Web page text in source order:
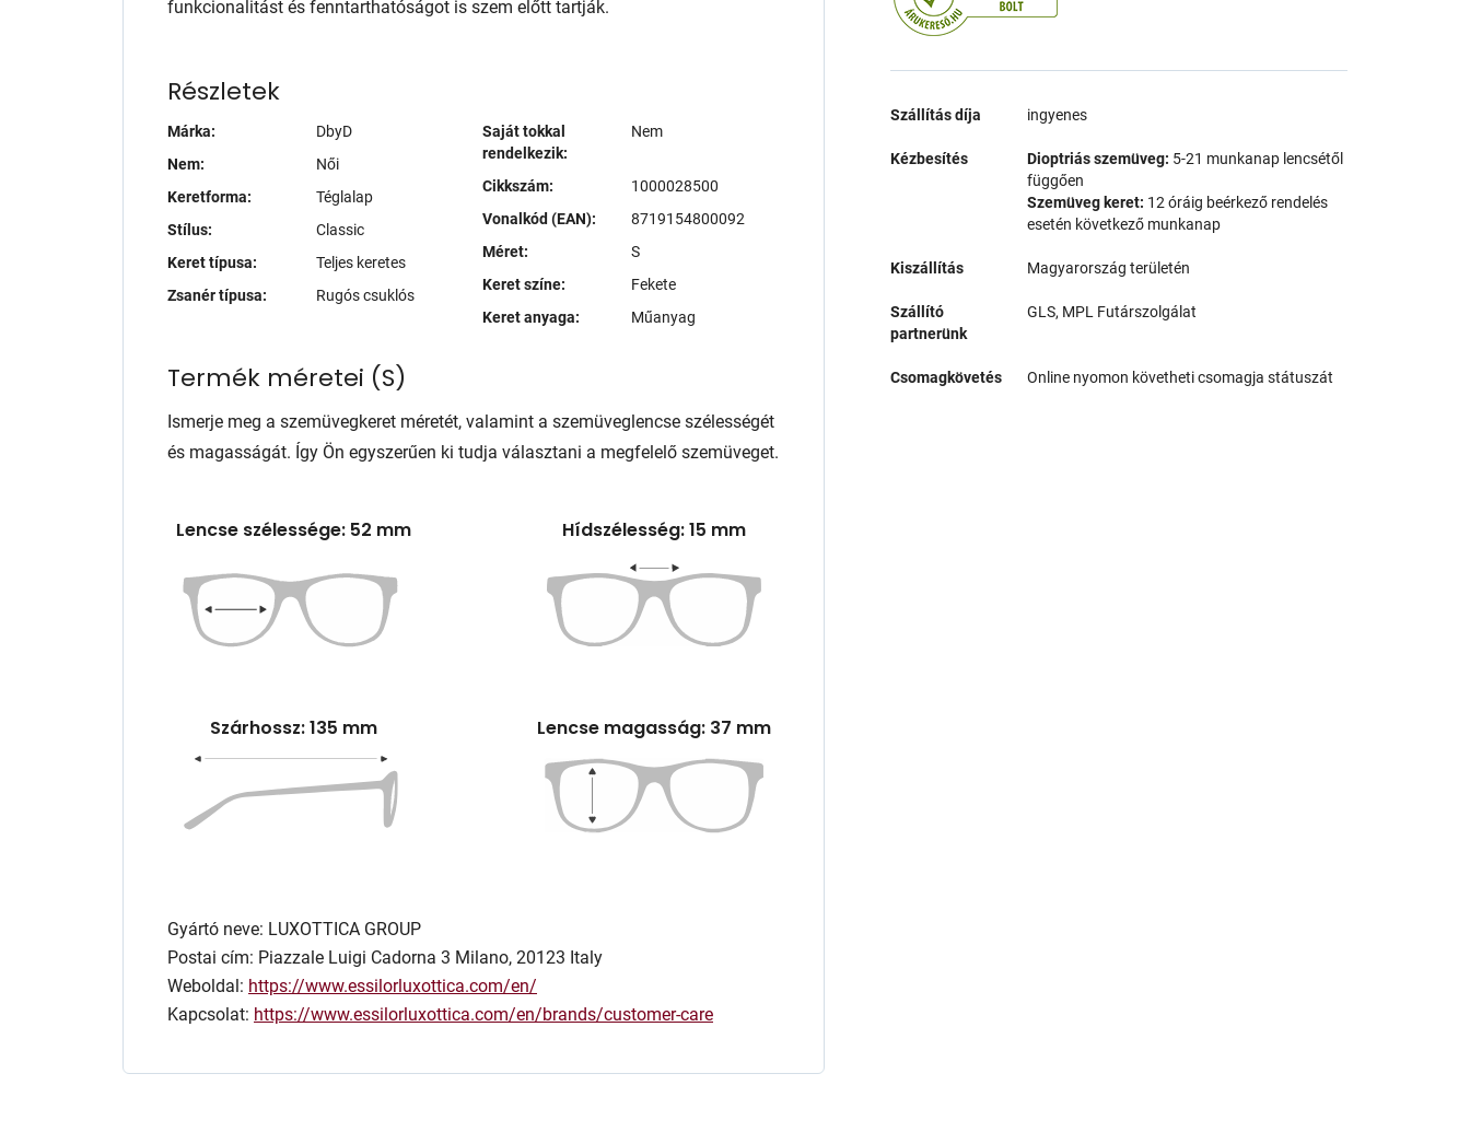
funkcionalitást és fenntarthatóságot is szem előtt tartják.
Részletek
Márka:
DbyD
Nem:
Női
Keretforma:
Téglalap
Stílus:
Classic
Keret típusa:
Teljes keretes
Zsanér típusa:
Rugós csuklós
Saját tokkal
rendelkezik:
Nem
Cikkszám:
1000028500
Vonalkód (EAN):
8719154800092
Méret:
S
Keret színe:
Fekete
Keret anyaga:
Műanyag
Termék méretei (S)
Ismerje meg a szemüvegkeret méretét, valamint a szemüveglencse szélességét
és magasságát. Így Ön egyszerűen ki tudja választani a megfelelő szemüveget.
Lencse szélessége: 52 mm Hídszélesség: 15 mm
Szárhossz: 135 mm Lencse magasság: 37 mm
Gyártó neve: LUXOTTICA GROUP
Postai cím: Piazzale Luigi Cadorna 3 Milano, 20123 Italy
Weboldal: https://www.essilorluxottica.com/en/
Kapcsolat: https://www.essilorluxottica.com/en/brands/customer-care
Szállítás díja ingyenes
Kézbesítés Dioptriás szemüveg: 5-21 munkanap lencsétől
függően
Szemüveg keret: 12 óráig beérkező rendelés
esetén következő munkanap
Kiszállítás Magyarország területén
Szállító
partnerünk
GLS, MPL Futárszolgálat
Csomagkövetés Online nyomon követheti csomagja státuszát